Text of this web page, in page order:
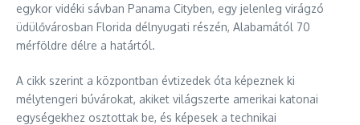
egykor vidéki sávban Panama Cityben, egy jelenleg virágzó
üdülővárosban Florida délnyugati részén, Alabamától 70
mérföldre délre a határtól.
A cikk szerint a központban évtizedek óta képeznek ki
mélytengeri búvárokat, akiket világszerte amerikai katonai
egységekhez osztottak be, és képesek a technikai